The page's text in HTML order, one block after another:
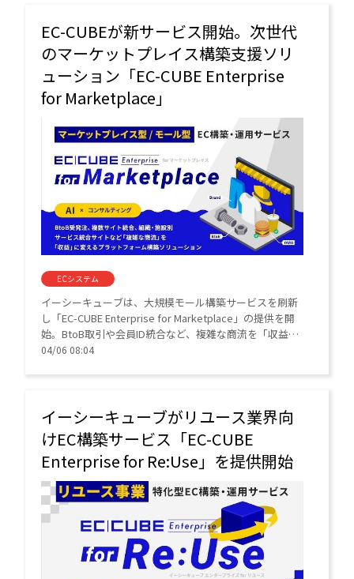
EC-CUBEが新サービス開始。次世代
のマーケットプレイス構築支援ソリ
ューション「EC-CUBE Enterprise
for Marketplace」
ECシステム
イーシーキューブは、大規模モール構築サービスを刷新
し「EC-CUBE Enterprise for Marketplace」の提供を開
始。BtoB取引や会員ID統合など、複雑な商流を「収益を
生むプラットフォーム」へ変革。AIによる業務効率化と
04/06 08:04
イーシーキューブがリユース業界向
けEC構築サービス「EC-CUBE
Enterprise for Re:Use」を提供開始